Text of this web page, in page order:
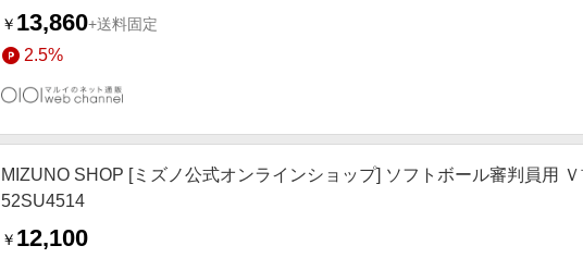
￥ 13,860+送料固定
2.5%
MIZUNO SHOP [ミズノ公式オンラインショップ] ソフトボール審判員用
52SU4514
￥ 12,100